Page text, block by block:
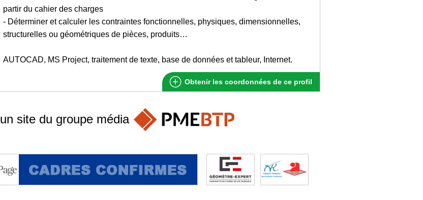
partir du cahier des charges
- Déterminer et calculer les contraintes fonctionnelles, physiques, dimensionnelles,
structurelles ou géométriques de pièces, produits…
AUTOCAD, MS Project, traitement de texte, base de données et tableur, Internet.
Obtenir les coordonnées de ce profil
un site du groupe média